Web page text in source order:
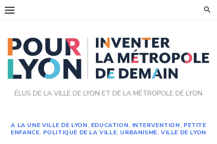
Skip
ÉLUS DE LA VILLE DE LYON ET DE LA MÉTROPOLE DE LYON
A LA UNE VILLE DE LYON, EDUCATION, INTERVENTION, PETITE
ENFANCE, POLITIQUE DE LA VILLE, URBANISME, VILLE DE LYON